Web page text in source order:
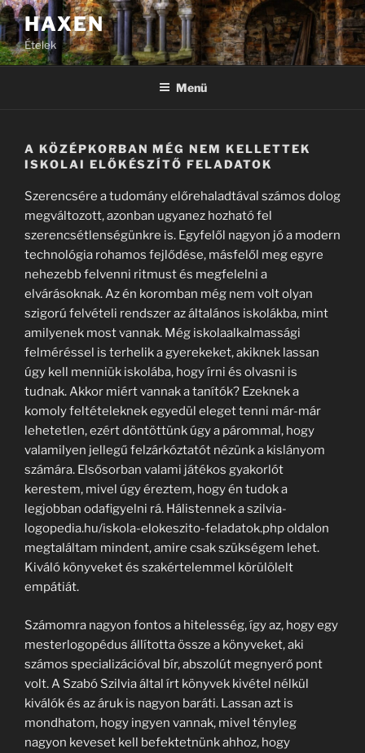
Tartalomhoz
HAXEN
Ételek
Menü
A KÖZÉPKORBAN MÉG NEM KELLETTEK
ISKOLAI ELŐKÉSZÍTŐ FELADATOK
Szerencsére a tudomány előrehaladtával számos dolog
megváltozott, azonban ugyanez hozható fel
szerencsétlenségünkre is. Egyfelől nagyon jó a modern
technológia rohamos fejlődése, másfelől meg egyre
nehezebb felvenni ritmust és megfelelni a
elvárásoknak. Az én koromban még nem volt olyan
szigorú felvételi rendszer az általános iskolákba, mint
amilyenek most vannak. Még iskolaalkalmassági
felméréssel is terhelik a gyerekeket, akiknek lassan
úgy kell menniük iskolába, hogy írni és olvasni is
tudnak. Akkor miért vannak a tanítók? Ezeknek a
komoly feltételeknek egyedül eleget tenni már-már
lehetetlen, ezért döntöttünk úgy a párommal, hogy
valamilyen jellegű felzárkóztatót nézünk a kislányom
számára. Elsősorban valami játékos gyakorlót
kerestem, mivel úgy éreztem, hogy én tudok a
legjobban odafigyelni rá. Hálistennek a szilvia-
logopedia.hu/iskola-elokeszito-feladatok.php oldalon
megtaláltam mindent, amire csak szükségem lehet.
Kiváló könyveket és szakértelemmel körülölelt
empátiát.
Számomra nagyon fontos a hitelesség, így az, hogy egy
mesterlogopédus állította össze a könyveket, aki
számos specializációval bír, abszolút megnyerő pont
volt. A Szabó Szilvia által írt könyvek kivétel nélkül
kiválók és az áruk is nagyon baráti. Lassan azt is
mondhatom, hogy ingyen vannak, mivel tényleg
nagyon keveset kell befektetnünk ahhoz, hogy